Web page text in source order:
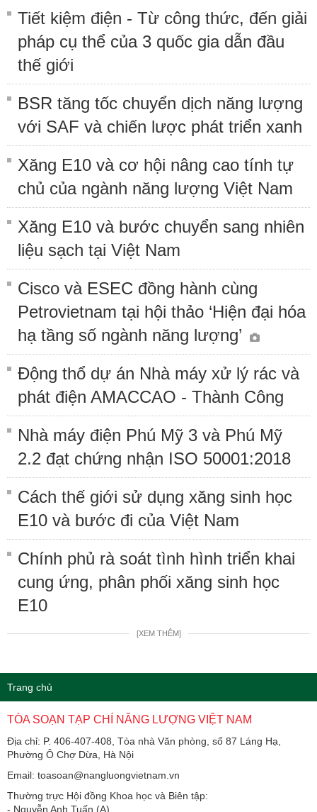
Tiết kiệm điện - Từ công thức, đến giải
pháp cụ thể của 3 quốc gia dẫn đầu
thế giới
BSR tăng tốc chuyển dịch năng lượng
với SAF và chiến lược phát triển xanh
Xăng E10 và cơ hội nâng cao tính tự
chủ của ngành năng lượng Việt Nam
Xăng E10 và bước chuyển sang nhiên
liệu sạch tại Việt Nam
Cisco và ESEC đồng hành cùng
Petrovietnam tại hội thảo ‘Hiện đại hóa
hạ tầng số ngành năng lượng’
Động thổ dự án Nhà máy xử lý rác và
phát điện AMACCAO - Thành Công
Nhà máy điện Phú Mỹ 3 và Phú Mỹ
2.2 đạt chứng nhận ISO 50001:2018
Cách thế giới sử dụng xăng sinh học
E10 và bước đi của Việt Nam
Chính phủ rà soát tình hình triển khai
cung ứng, phân phối xăng sinh học
E10
[XEM THÊM]
Trang chủ
TÒA SOẠN TẠP CHÍ NĂNG LƯỢNG VIỆT NAM
Địa chỉ: P. 406-407-408, Tòa nhà Văn phòng, số 87 Láng Hạ,
Phường Ô Chợ Dừa, Hà Nội
Email: toasoan@nangluongvietnam.vn
Thường trực Hội đồng Khoa học và Biên tập:
​​​​​​- Nguyễn Anh Tuấn (A)